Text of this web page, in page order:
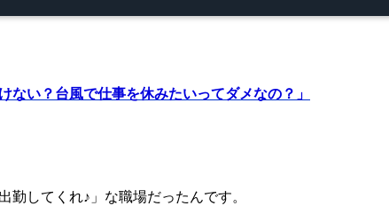
ない？台風で仕事を休みたいってダメなの？」
勤してくれ♪」な職場だったんです。